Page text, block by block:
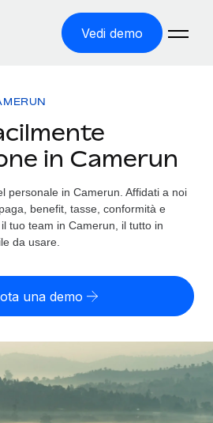
Vedi demo
norma, in tutta semplicità
la gestione HR e la
all’impiego per ogni Paese
con gli altri
strategici
nella tua piattaforma in modo
Login
in Camerun
personale in Camerun. Affidati a noi
benefit, tasse, conformità e
tuo team in Camerun, il tutto in
da usare.
una demo